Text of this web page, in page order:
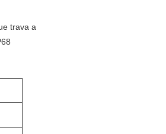
trava a